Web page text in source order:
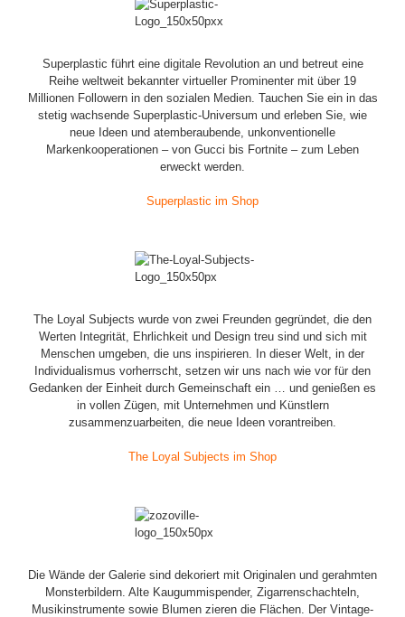
Superplastic führt eine digitale Revolution an und betreut eine
Reihe weltweit bekannter virtueller Prominenter mit über 19
Millionen Followern in den sozialen Medien. Tauchen Sie ein in das
stetig wachsende Superplastic-Universum und erleben Sie, wie
neue Ideen und atemberaubende, unkonventionelle
Markenkooperationen – von Gucci bis Fortnite – zum Leben
erweckt werden.
Superplastic im Shop
The Loyal Subjects wurde von zwei Freunden gegründet, die den
Werten Integrität, Ehrlichkeit und Design treu sind und sich mit
Menschen umgeben, die uns inspirieren. In dieser Welt, in der
Individualismus vorherrscht, setzen wir uns nach wie vor für den
Gedanken der Einheit durch Gemeinschaft ein … und genießen es
in vollen Zügen, mit Unternehmen und Künstlern
zusammenzuarbeiten, die neue Ideen vorantreiben.
The Loyal Subjects im Shop
Die Wände der Galerie sind dekoriert mit Originalen und gerahmten
Monsterbildern. Alte Kaugummispender, Zigarrenschachteln,
Musikinstrumente sowie Blumen zieren die Flächen. Der Vintage-